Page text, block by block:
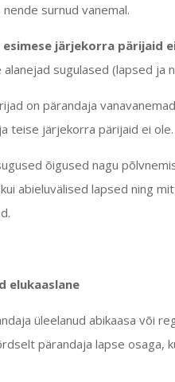
surnud vanemal.
esimese järjekorra pärijaid
sugulased (lapsed ja
on pärandaja
teise järjekorra pärijaid ei ole.
õigused nagu
abieluvälised lapsed ning
elukaaslane
üleelanud abikaasa või
pärandaja lapse osaga,